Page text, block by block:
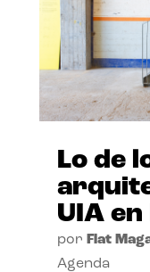
Lo de
UIA
por Flat
Agenda